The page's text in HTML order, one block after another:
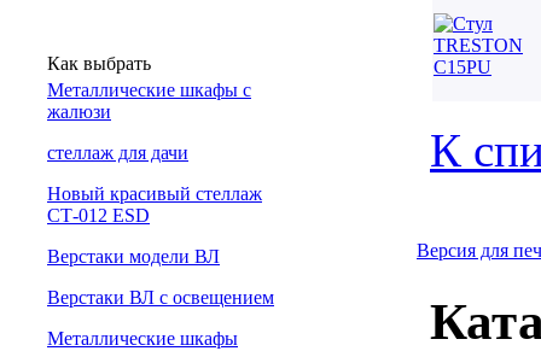
Как выбрать
Металлические шкафы с
жалюзи
cтеллаж для дачи
Новый красивый стеллаж
СТ-012 ESD
Верстаки модели ВЛ
Верстаки ВЛ с освещением
Металлические шкафы
К
Версия для